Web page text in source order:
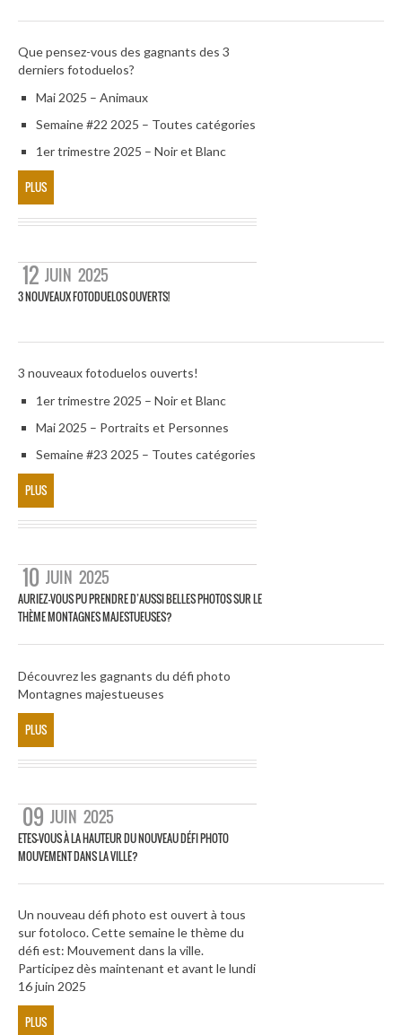
Que pensez-vous des gagnants des 3
derniers fotoduelos?
Mai 2025 – Animaux
Semaine #22 2025 – Toutes catégories
1er trimestre 2025 – Noir et Blanc
PLUS
12 JUIN 2025
3 NOUVEAUX FOTODUELOS OUVERTS!
3 nouveaux fotoduelos ouverts!
1er trimestre 2025 – Noir et Blanc
Mai 2025 – Portraits et Personnes
Semaine #23 2025 – Toutes catégories
PLUS
10 JUIN 2025
AURIEZ-VOUS PU PRENDRE D’AUSSI BELLES PHOTOS SUR LE
THÈME MONTAGNES MAJESTUEUSES?
Découvrez les gagnants du défi photo
Montagnes majestueuses
PLUS
09 JUIN 2025
ETES-VOUS À LA HAUTEUR DU NOUVEAU DÉFI PHOTO
MOUVEMENT DANS LA VILLE?
Un nouveau défi photo est ouvert à tous
sur fotoloco. Cette semaine le thème du
défi est: Mouvement dans la ville.
Participez dès maintenant et avant le lundi
16 juin 2025
PLUS